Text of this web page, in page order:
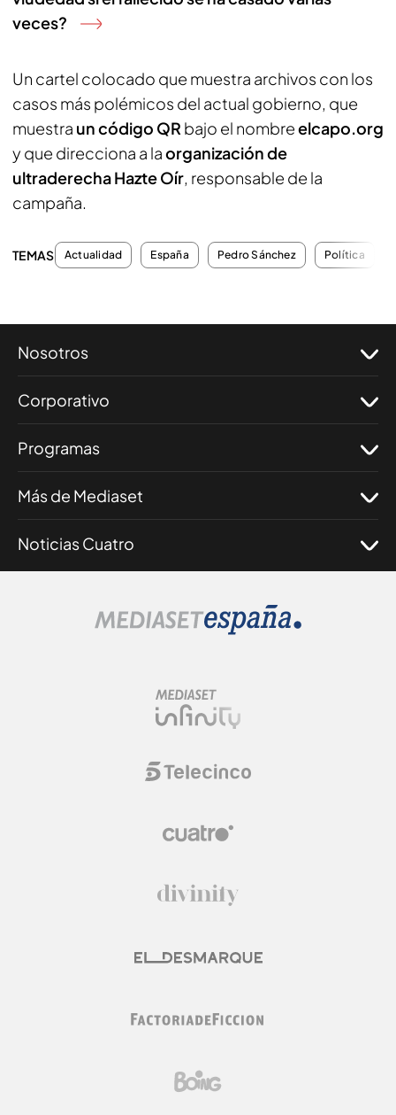
veces?
Un cartel colocado que muestra archivos con los
casos más polémicos del actual gobierno, que
muestra un código QR bajo el nombreelcapo.org
y que direcciona a laorganización de
ultraderecha Hazte Oír, responsable de la
campaña.
TEMAS Actualidad España Pedro Sánchez Política
Nosotros
Corporativo
Programas
Más de Mediaset
Noticias Cuatro